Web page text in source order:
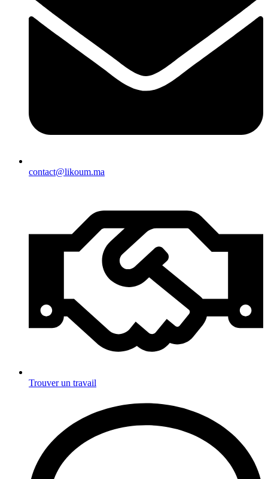
contact@likoum.ma
Trouver un travail